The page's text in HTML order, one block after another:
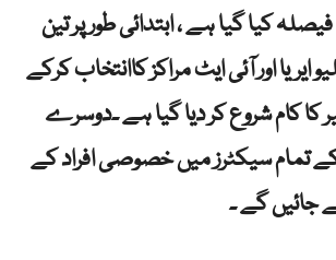
کیا گیا ہے ، ابتدائی طورپر تین
ایریا اور آئی ایٹ مراکز کاانتخاب کرکے
کا کام شروع کر دیا گیا ہے ۔دوسرے
تمام سیکٹرز میں خصوصی افراد کے
جائیں گے ۔